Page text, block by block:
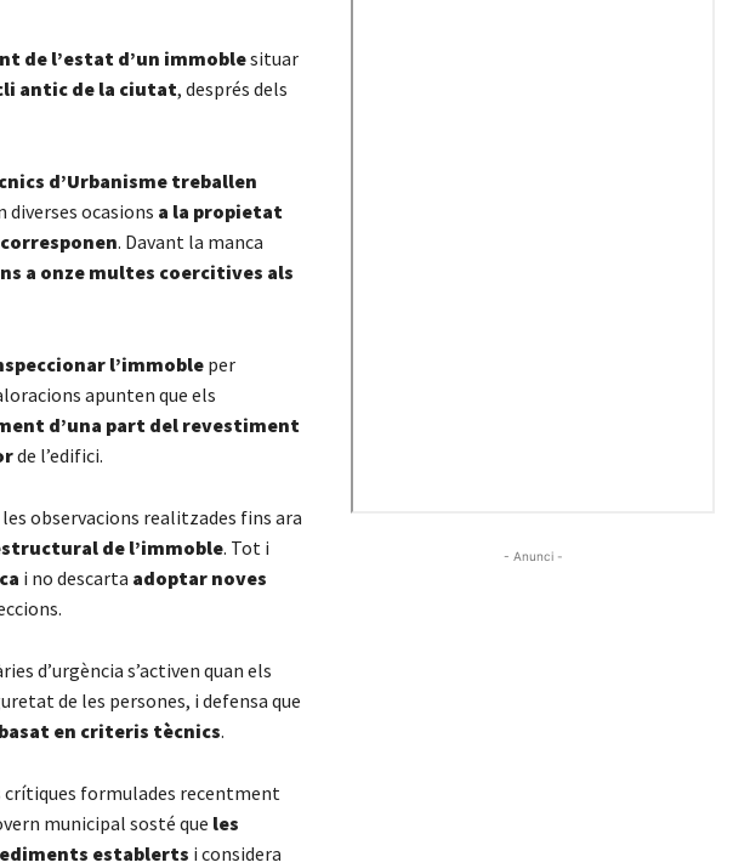
de l’estat d’un immoblesituar
antic de la ciutat, després dels
d’Urbanisme treballen
diverses ocasions a la propietat
. Davant la manca
a onze multes coercitives als
l’immobleper
apunten que els
d’una part del revestiment
de l’edifici.
observacions realitzades fins ara
de l’immoble. Tot i
i no descarta adoptar noves
d’urgència s’activen quan els
de les persones, i defensa que
en criteris tècnics.
crítiques formulades recentment
municipal sosté que les
establerts i considera
- Anunci -